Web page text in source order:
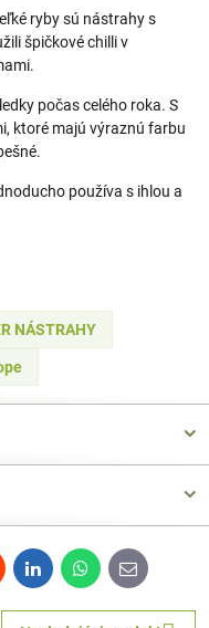
ryby sú nástrahy s
špičkové chilli v
počas celého roka. S
ktoré majú výraznú farbu
používa s ihlou a
NÁSTRAHY
LinkedInWhatsApp
E-
mail